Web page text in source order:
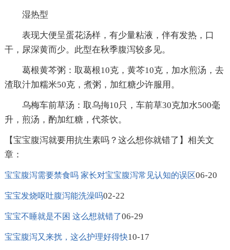
湿热型
表现大便呈蛋花汤样，有少量粘液，伴有发热，口
干，尿深黄而少。此型在秋季腹泻较多见。
葛根黄芩粥：取葛根10克，黄芩10克，加水煎汤，去
渣取汁加糯米50克，煮粥，加红糖少许服用。
乌梅车前草汤：取乌挴10只，车前草30克加水500毫
升，煎汤，酌加红糖，代茶饮。
【宝宝腹泻就要用抗生素吗？这么想你就错了】相关文
章：
宝宝腹泻需要禁食吗 家长对宝宝腹泻常见认知的误区06-20
宝宝发烧呕吐腹泻能洗澡吗02-22
宝宝不睡就是不困 这么想就错了06-29
宝宝腹泻又来扰，这么护理好得快10-17